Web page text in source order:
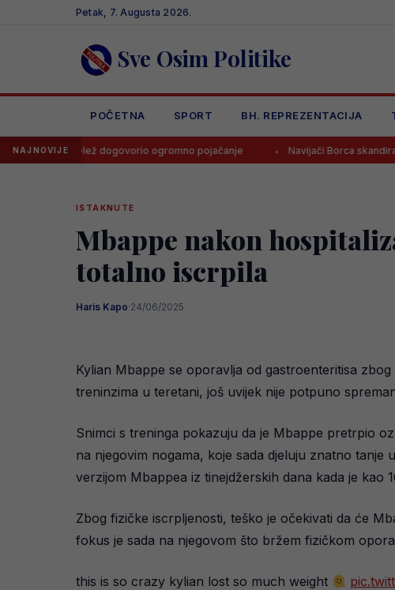
Petak, 7. Augusta 2026.
Sve Osim Politike
POČETNA SPORT BH. REPREZENTACIJA
NAJNOVIJE
Velež dogovorio ogromno pojačanje Navijači Borca skandirali
ISTAKNUTE
Mbappe nakon
totalno iscrpila
Haris Kapo·24/06/2025
Kylian Mbappe se oporavlja od gastroenteritisa
treninzima u teretani, još uvijek nije potpuno
Snimci s treninga pokazuju da je Mbappe pretrpio
na njegovim nogama, koje sada djeluju znatno
verzijom Mbappea iz tinejdžerskih dana kada je kao
Zbog fizičke iscrpljenosti, teško je očekivati da će
fokus je sada na njegovom što bržem fizičkom
this is so crazy kylian lost so much weight